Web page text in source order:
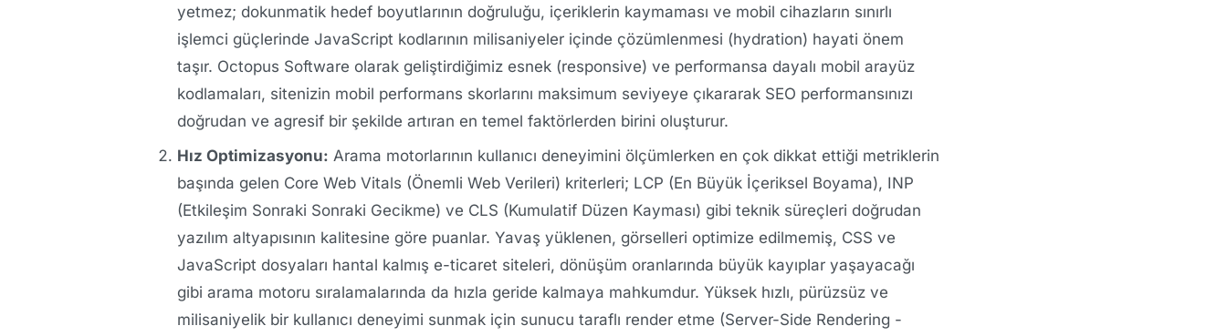
yetmez; dokunmatik hedef boyutlarının doğruluğu, içeriklerin kaymaması ve mobil cihazların sınırlı
işlemci güçlerinde JavaScript kodlarının milisaniyeler içinde çözümlenmesi (hydration) hayati önem
taşır. Octopus Software olarak geliştirdiğimiz esnek (responsive) ve performansa dayalı mobil arayüz
kodlamaları, sitenizin mobil performans skorlarını maksimum seviyeye çıkararak SEO performansınızı
doğrudan ve agresif bir şekilde artıran en temel faktörlerden birini oluşturur.
Hız Optimizasyonu: Arama motorlarının kullanıcı deneyimini ölçümlerken en çok dikkat ettiği metriklerin
başında gelen Core Web Vitals (Önemli Web Verileri) kriterleri; LCP (En Büyük İçeriksel Boyama), INP
(Etkileşim Sonraki Sonraki Gecikme) ve CLS (Kumulatif Düzen Kayması) gibi teknik süreçleri doğrudan
yazılım altyapısının kalitesine göre puanlar. Yavaş yüklenen, görselleri optimize edilmemiş, CSS ve
JavaScript dosyaları hantal kalmış e-ticaret siteleri, dönüşüm oranlarında büyük kayıplar yaşayacağı
gibi arama motoru sıralamalarında da hızla geride kalmaya mahkumdur. Yüksek hızlı, pürüzsüz ve
milisaniyelik bir kullanıcı deneyimi sunmak için sunucu taraflı render etme (Server-Side Rendering -